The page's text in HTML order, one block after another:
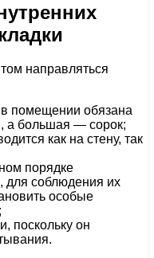
направляться
помещении обязана
а большая — сорок;
как на стену, так
порядке
для соблюдения их
особые
поскольку он